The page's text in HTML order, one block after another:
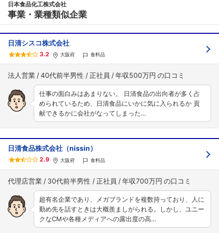
日本食品化工株式会社
事業・業種類似企業
日清シスコ株式会社
3.2 大阪府 食料品
法人営業 40代前半男性 正社員 年収500万円
仕事の面白みはあまりない。 日清食品の出向者が多く占
められているため、日清食品にいかに気に入られるか 貢
献できるかに会社がなってしまった…
日清食品株式会社（nissin）
2.9 大阪府 食料品
代理店営業 30代前半男性 正社員 年収700万円
超有名企業であり、メガブランドを複数持っており、人に
勤め先を話すときは大概羨ましがられる。しかし、ユニー
クなCMや各種メディアへの露出度の高…